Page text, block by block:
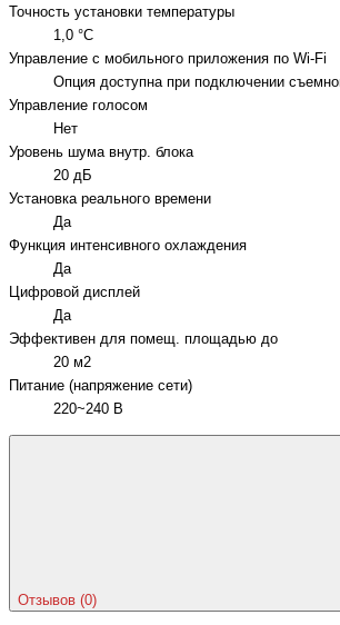
Точность установки температуры
1,0 °С
Управление c мобильного приложения по Wi-Fi
Опция доступна при подключении
Управление голосом
Нет
Уровень шума внутр. блока
20 дБ
Установка реального времени
Да
Функция интенсивного охлаждения
Да
Цифровой дисплей
Да
Эффективен для помещ. площадью до
20 м2
Питание (напряжение сети)
220~240 В
Отзывов (0)